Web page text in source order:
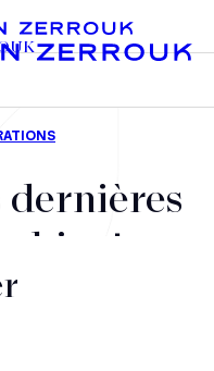
dernières
et nos
après